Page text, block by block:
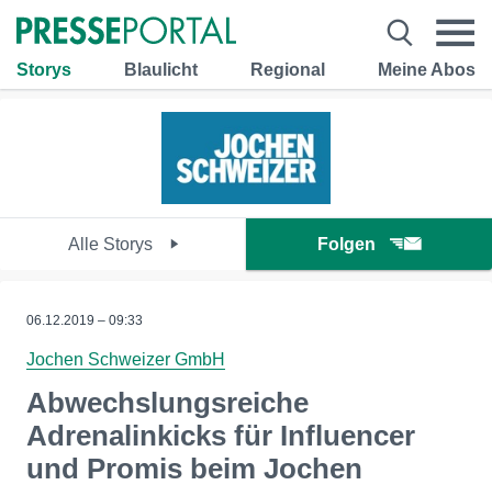
Storys Blaulicht Regional Meine Abos
Alle Storys Folgen
06.12.2019 – 09:33
Jochen Schweizer GmbH
Abwechslungsreiche
Adrenalinkicks für Influencer
und Promis beim Jochen